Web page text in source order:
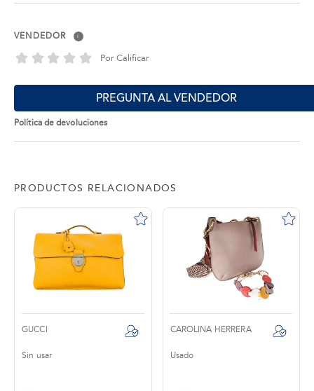
VENDEDOR i
Por Calificar
PREGUNTA AL VENDEDOR
Política de devoluciones
PRODUCTOS RELACIONADOS
GUCCI
Sin usar
CAROLINA HERRERA
Usado